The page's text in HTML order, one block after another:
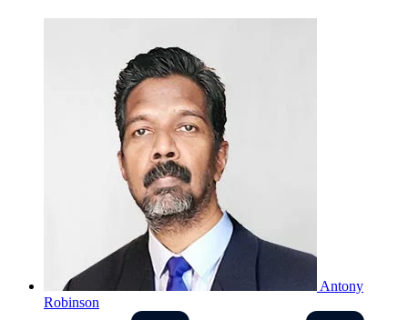
Antony
Robinson